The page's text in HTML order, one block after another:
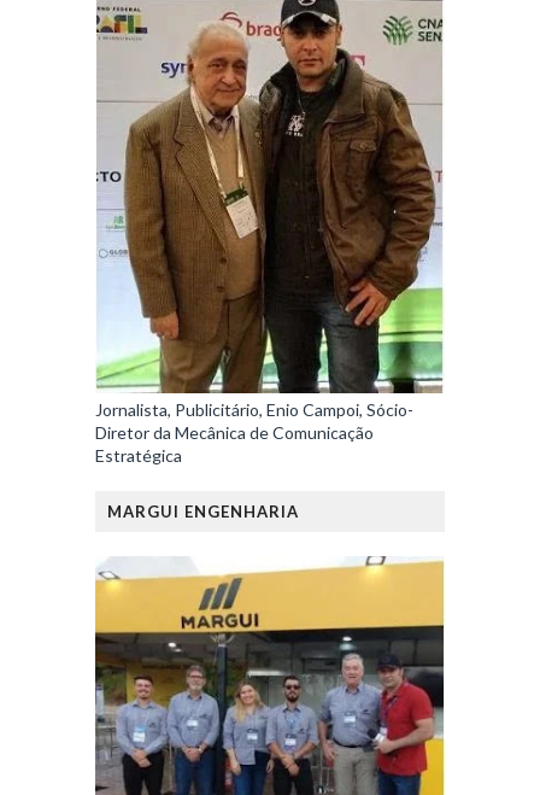
Jornalista, Publicitário, Enio Campoi, Sócio-
Diretor da Mecânica de Comunicação
Estratégica
MARGUI ENGENHARIA